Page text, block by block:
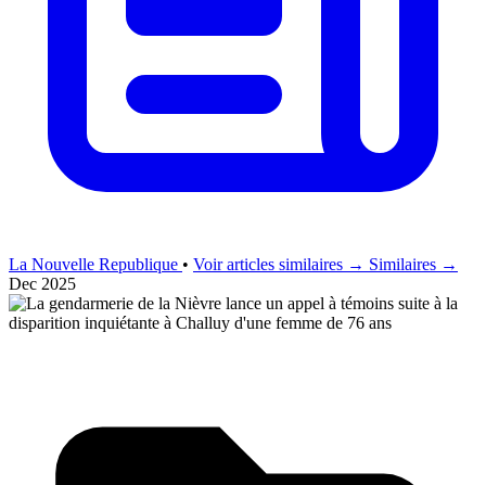
La Nouvelle Republique • Voir articles similaires → Similaires →
Dec 2025